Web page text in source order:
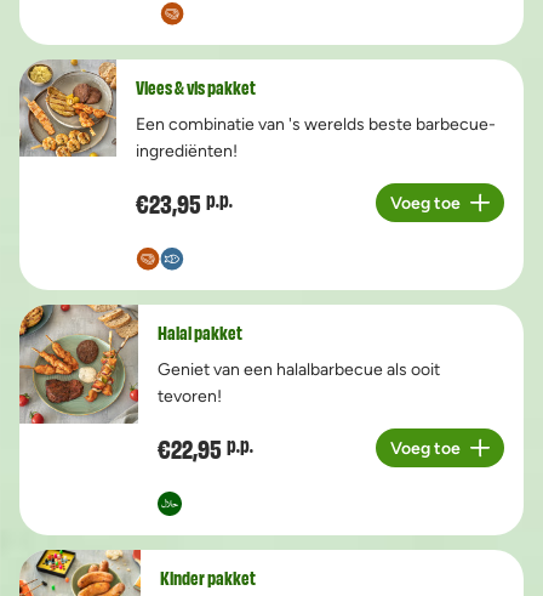
Vlees & vis pakket
Een combinatie van 's werelds beste barbecue-
ingrediënten!
€23,95 p.p.
Aantal
Voeg toe
Halal pakket
Geniet van een halalbarbecue als ooit
tevoren!
€22,95 p.p.
Aantal
Voeg toe
Kinder pakket